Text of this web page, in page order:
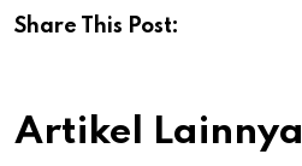
Share This Post:
Artikel Lainnya